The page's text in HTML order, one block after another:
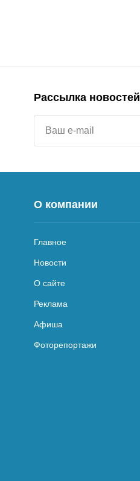
Рассылка новостей
О компании
Главное
Новости
О сайте
Реклама
Афиша
Фоторепортажи